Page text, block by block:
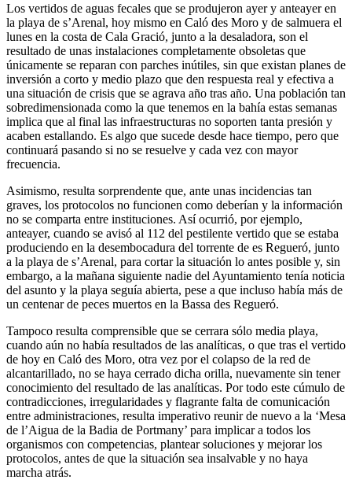
Los vertidos de aguas fecales que se produjeron ayer y anteayer en
la playa de s’Arenal, hoy mismo en Caló des Moro y de salmuera el
lunes en la costa de Cala Gració, junto a la desaladora, son el
resultado de unas instalaciones completamente obsoletas que
únicamente se reparan con parches inútiles, sin que existan planes de
inversión a corto y medio plazo que den respuesta real y efectiva a
una situación de crisis que se agrava año tras año. Una población tan
sobredimensionada como la que tenemos en la bahía estas semanas
implica que al final las infraestructuras no soporten tanta presión y
acaben estallando. Es algo que sucede desde hace tiempo, pero que
continuará pasando si no se resuelve y cada vez con mayor
frecuencia.
Asimismo, resulta sorprendente que, ante unas incidencias tan
graves, los protocolos no funcionen como deberían y la información
no se comparta entre instituciones. Así ocurrió, por ejemplo,
anteayer, cuando se avisó al 112 del pestilente vertido que se estaba
produciendo en la desembocadura del torrente de es Regueró, junto
a la playa de s’Arenal, para cortar la situación lo antes posible y, sin
embargo, a la mañana siguiente nadie del Ayuntamiento tenía noticia
del asunto y la playa seguía abierta, pese a que incluso había más de
un centenar de peces muertos en la Bassa des Regueró.
Tampoco resulta comprensible que se cerrara sólo media playa,
cuando aún no había resultados de las analíticas, o que tras el vertido
de hoy en Caló des Moro, otra vez por el colapso de la red de
alcantarillado, no se haya cerrado dicha orilla, nuevamente sin tener
conocimiento del resultado de las analíticas. Por todo este cúmulo de
contradicciones, irregularidades y flagrante falta de comunicación
entre administraciones, resulta imperativo reunir de nuevo a la ‘Mesa
de l’Aigua de la Badia de Portmany’ para implicar a todos los
organismos con competencias, plantear soluciones y mejorar los
protocolos, antes de que la situación sea insalvable y no haya
marcha atrás.